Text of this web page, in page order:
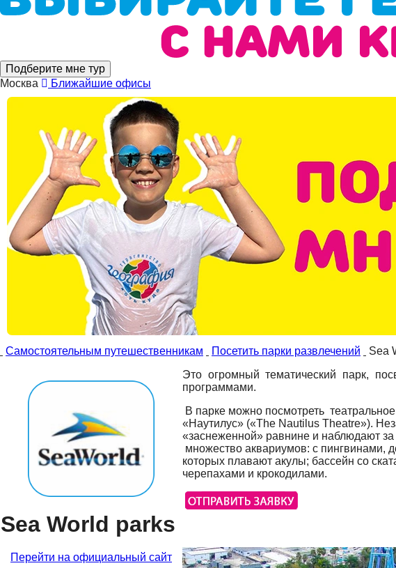
Подберите мне тур
Москва
Ближайшие офисы
Самостоятельным путешественникам Посетить парки развлечений Sea
Sea World parks
Перейти на официальный сайт
Это огромный тематический парк,
программами.
В парке можно посмотреть
«Наутилус» («The Nautilus Theatre»).
«заснеженной» равнине и наблюдают
множество аквариумов: с пингвинами,
которых плавают акулы; бассейн со
черепахами и крокодилами.